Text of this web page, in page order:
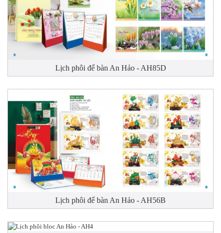
Lịch phôi để bàn An Hảo - AH85D
Lịch phôi để bàn An Hảo - AH56B